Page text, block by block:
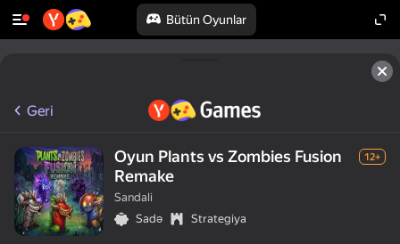
Bütün Oyunlar
Geri
Oyun Plants vs Zombies Fusion
Remake
12+
Sandali
Sadə
Strategiya